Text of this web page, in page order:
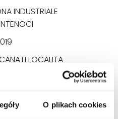
O plikach cookies
INDUSTRIALE
LOCALITA